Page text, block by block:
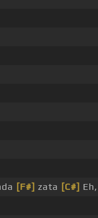
[F#] zata [C#]